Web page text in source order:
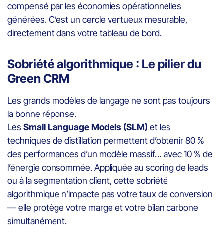
compensé par les économies opérationnelles
générées. C’est un cercle vertueux mesurable,
directement dans votre tableau de bord.
Sobriété algorithmique : Le pilier du
Green CRM
Les grands modèles de langage ne sont pas toujours
la bonne réponse.
Les Small Language Models (SLM) et les
techniques de distillation permettent d’obtenir 80 %
des performances d’un modèle massif… avec 10 % de
l’énergie consommée. Appliquée au scoring de leads
ou à la segmentation client, cette sobriété
algorithmique n’impacte pas votre taux de conversion
— elle protège votre marge et votre bilan carbone
simultanément.